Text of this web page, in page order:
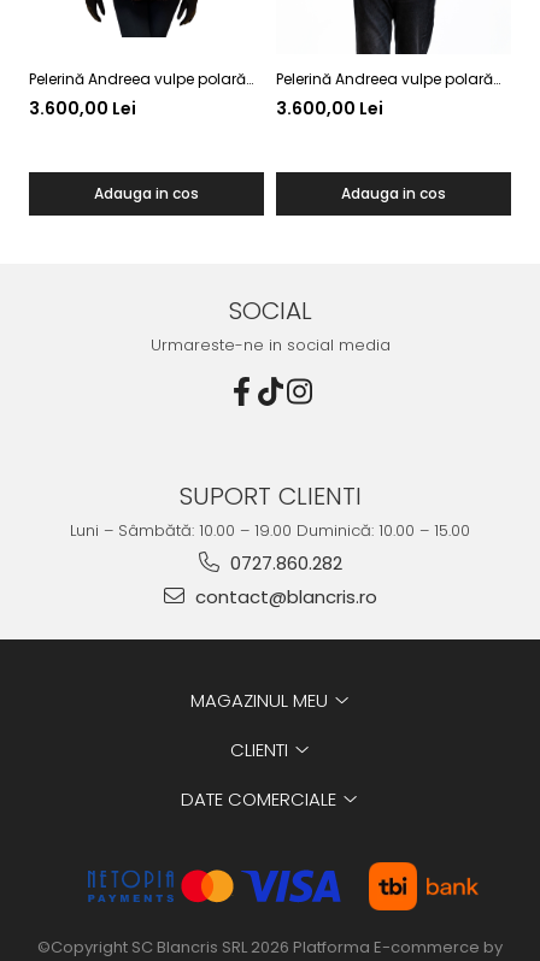
Pelerină Andreea vulpe polară
Orange
3.600,00 Lei
Adauga in cos
Pelerină Andreea vulpe polară
Pink
3.600,00 Lei
Adauga in cos
SOCIAL
Urmareste-ne in social media
SUPORT CLIENTI
Luni – Sâmbătă: 10.00 – 19.00 Duminică: 10.00 – 15.00
0727.860.282
contact@blancris.ro
MAGAZINUL MEU
CLIENTI
DATE COMERCIALE
©Copyright SC Blancris SRL 2026 Platforma E-commerce by